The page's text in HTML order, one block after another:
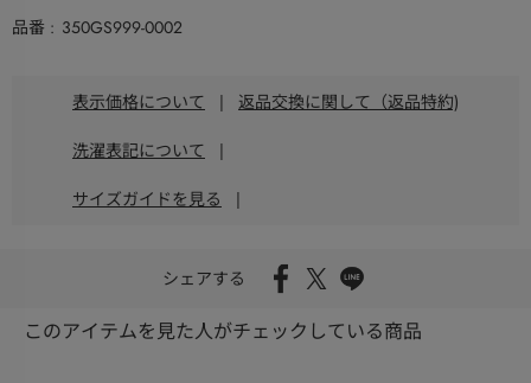
品番 350GS999-0002
表示価格について | 返品交換に関して（返品特約)
洗濯表記について |
サイズガイドを見る |
シェアする
このアイテムを見た人がチェックしている商品